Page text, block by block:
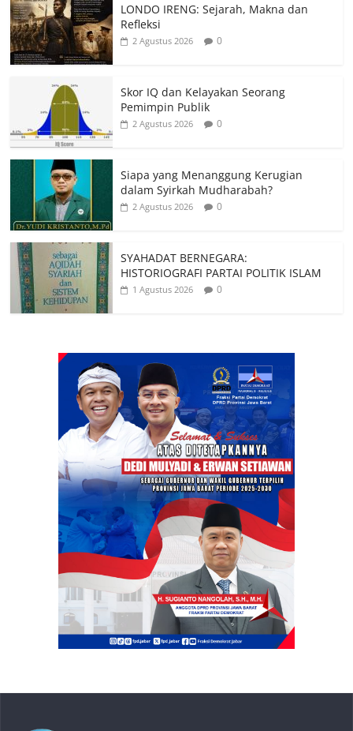
LONDO IRENG: Sejarah, Makna dan
Refleksi
2 Agustus 2026 0
Skor IQ dan Kelayakan Seorang
Pemimpin Publik
2 Agustus 2026 0
Siapa yang Menanggung Kerugian
dalam Syirkah Mudharabah?
2 Agustus 2026 0
SYAHADAT BERNEGARA:
HISTORIOGRAFI PARTAI POLITIK ISLAM
1 Agustus 2026 0